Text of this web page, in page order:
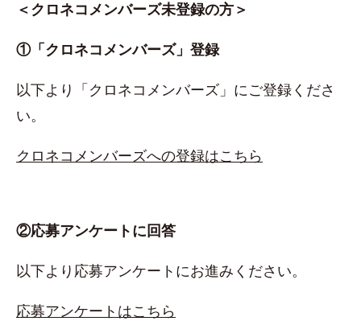
＜クロネコメンバーズ未登録の方＞
①「クロネコメンバーズ」登録
以下より「クロネコメンバーズ」にご登録くださ
い。
クロネコメンバーズへの登録はこちら
②応募アンケートに回答
以下より応募アンケートにお進みください。
応募アンケートはこちら